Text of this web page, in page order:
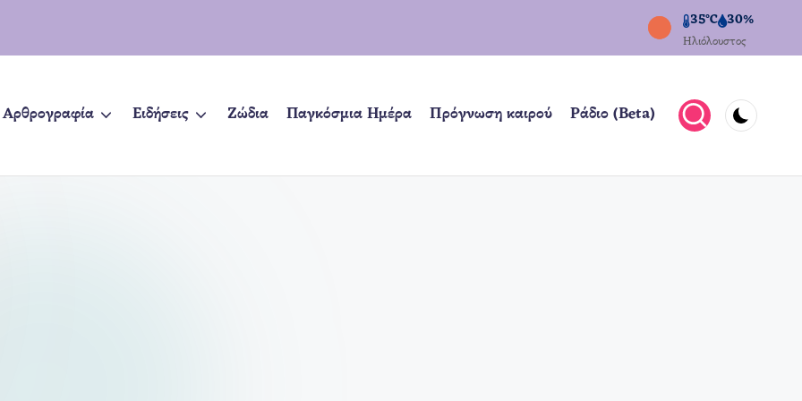
35°C 30%
Ηλιόλουστος
Αρθρογραφία Ειδήσεις Ζώδια Παγκόσμια Ημέρα Πρόγνωση καιρού Ράδιο (Beta)